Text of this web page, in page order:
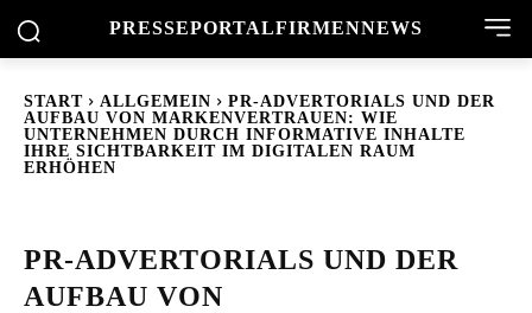
PRESSEPORTALFIRMENNEWS
START ALLGEMEIN
PR-ADVERTORIALS UND DER
AUFBAU VON MARKENVERTRAUEN: WIE
UNTERNEHMEN DURCH INFORMATIVE INHALTE
IHRE SICHTBARKEIT IM DIGITALEN RAUM
ERHÖHEN
PR-ADVERTORIALS UND DER
AUFBAU VON